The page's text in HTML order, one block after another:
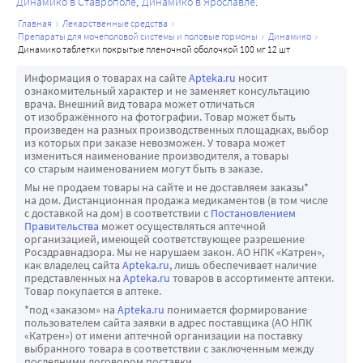
У небольшого числа пациентов с наследственным
пигментным ретинитом имеются генетически
фосфодиэстераз сетчатки глаза. Сведения о
безопасности применения препарата у больных с
пигментным ретинитом отсутствуют, поэтому у таких
пациентов не следует применять силденафил (см. раздел
«Противопоказания»).
Нарушения слуха
В некоторых постмаркетинговых и клинических
исследованиях сообщается о случаях внезапного
ухудшения или потери слуха, связанных с применением
всех ингибиторов ФДЭ5, включая силденафил.
Большинство этих пациентов имели факторы риска
внезапного ухудшения или потери слуха. Причинно-
следственной связи между применением ингибиторов
ФДЭ5 и внезапным ухудшением слуха или потерей слуха
не установлено. В случае внезапного ухудшения слуха
применение силденафила может привести к
симптоматической гипотензии.
толбутамидом (250 мг) или варфарином (40 мг), которые
метаболизируются изоферментом цитохрома CYP2C9, не
выявлено.
Силденафил (100 мг) не оказывает влияния на
фармакокинетику ингибитора ВИЧ- протеазы,
саквинавира, являющегося субстратом изофермента
цитохрома CYP3A4, при его постоянном уровне в крови.
Одновременное применение силденафила в
равновесном состоянии (80 мг три раза в сутки) приводит
к повышению AUC и Сmах бозентана (125 мг два раза в
сутки) на 49,8 % и 42 %, соответственно.
Силденафил (50 мг) не вызывает дополнительного
увеличения времени кровотечения при приеме
ацетилсалициловой кислоты (150 мг).
Силденафил (50 мг) не усиливает гипотензивное
дегенерацией (n = 9) силденафил в однократной дозе 100
мг переносился хорошо. Не было выявлено никаких
клинически значимых изменений зрения, оцениваемых
решетка Амслер, цветовое восприятие, моделирование
прохождения цвета, периметр Хэмфри и фотостресс).
Эффективность
Эффективность и безопасность силденафила оценивали
в 21 рандомизированном двойном слепом
плацебоконтролируемом исследовании
продолжительностью до 6 месяцев у 3000 пациентов в
возрасте от 19 до 87 лет с эректильной дисфункцией
различной этиологии (органической, психогенной или
смешанной). Эффективность препарата оценивали
глобально с использованием дневника эрекций,
международного индекса эректильной функции
(валидированный опросник о состоянии сексуальной
функции) и опроса партнера.
главная
лекарственные средства
препараты для мочеполовой системы и половые гормоны
динамико
динамико таблетки покрытые пленочной оболочкой 100 мг 12 шт
Информация о товарах на сайтеApteka.ru носит
ознакомительный характер и не заменяет консультацию
врача. Внешний вид товара может отличаться
от изображённого на фотографии. Товар может быть
произведен на разных производственных площадках, выбор
из которых при заказе невозможен. У товара может
измениться наименование производителя, а товары
со старым наименованием могут быть в заказе.
Мы не продаем товары на сайте и не доставляем заказы*
на дом. Дистанционная продажа медикаментов (в том числе
с доставкой на дом) в соответствии с Постановлением
Правительства может осуществляться аптечной
организацией, имеющей соответствующее разрешение
Росздравнадзора. Мы не нарушаем закон. АО НПК «Катрен»,
как владелец сайта Apteka.ru, лишь обеспечивает наличие
представленных на Apteka.ru товаров в ассортименте аптеки.
Товар покупается в аптеке.
*под «заказом» на Apteka.ru понимается формирование
пользователем сайта заявки в адрес поставщика (АО НПК
«Катрен») от имени аптечной организации на поставку
выбранного товара в соответствии с заключенным между